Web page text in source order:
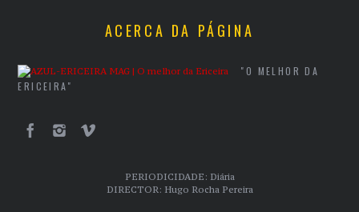
ACERCA DA PÁGINA
"O MELHOR DA
ERICEIRA"
PERIODICIDADE: Diária
DIRECTOR: Hugo Rocha Pereira